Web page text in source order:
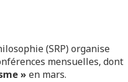
(SRP) organise
mensuelles, dont
» en mars.